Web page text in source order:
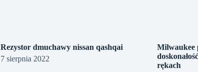
Rezystor dmuchawy nissan qashqai
7 sierpnia 2022
Milwaukee
rękach